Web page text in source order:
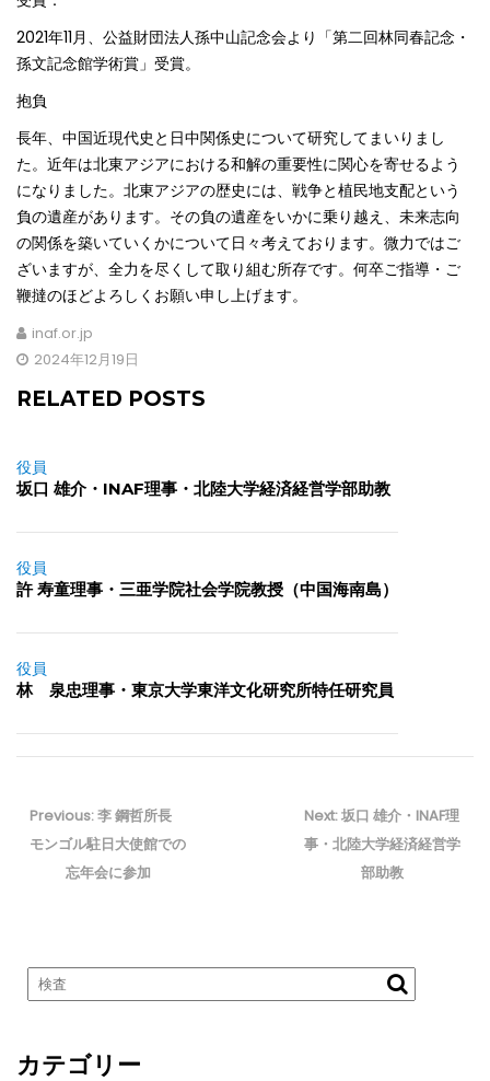
2021年11月、公益財団法人孫中山記念会より「第二回林同春記念・
孫文記念館学術賞」受賞。
抱負
長年、中国近現代史と日中関係史について研究してまいりまし
た。近年は北東アジアにおける和解の重要性に関心を寄せるよう
になりました。北東アジアの歴史には、戦争と植民地支配という
負の遺産があります。その負の遺産をいかに乗り越え、未来志向
の関係を築いていくかについて日々考えております。微力ではご
ざいますが、全力を尽くして取り組む所存です。何卒ご指導・ご
鞭撻のほどよろしくお願い申し上げます。
inaf.or.jp
2024年12月19日
RELATED POSTS
役員
坂口 雄介・INAF理事・北陸大学経済経営学部助教
役員
許 寿童理事・三亜学院社会学院教授（中国海南島）
役員
林 泉忠理事・東京大学東洋文化研究所特任研究員
稿
ナ
Previous:Previous
post:
李 鋼哲所長
モンゴル駐日大使館での
忘年会に参加
Next:Next
post:
坂口 雄介・INAF理
事・北陸大学経済経営学
部助教
カテゴリー